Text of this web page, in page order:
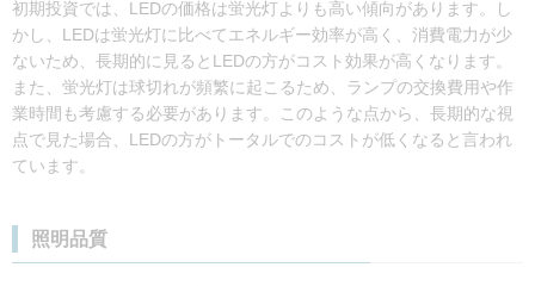
初期投資では、LEDの価格は蛍光灯よりも高い傾向があります。し
かし、LEDは蛍光灯に比べてエネルギー効率が高く、消費電力が少
ないため、長期的に見るとLEDの方がコスト効果が高くなります。
また、蛍光灯は球切れが頻繁に起こるため、ランプの交換費用や作
業時間も考慮する必要があります。このような点から、長期的な視
点で見た場合、LEDの方がトータルでのコストが低くなると言われ
ています。
照明品質